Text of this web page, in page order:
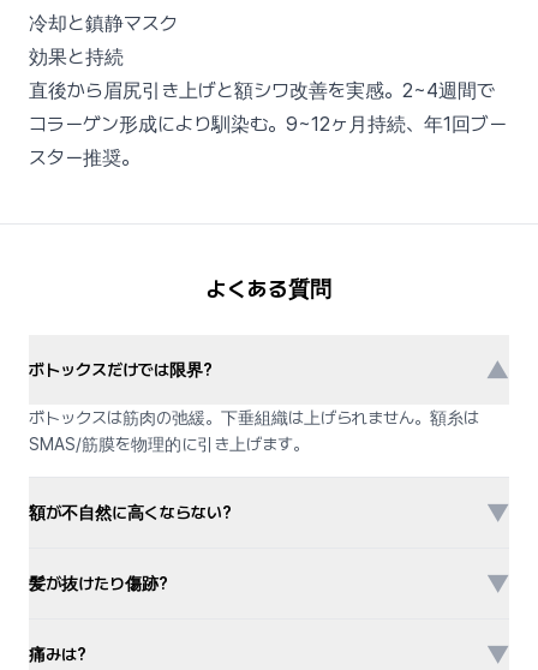
冷却と鎮静マスク
効果と持続
直後から眉尻引き上げと額シワ改善を実感。2~4週間で
コラーゲン形成により馴染む。9~12ヶ月持続、年1回ブー
スター推奨。
よくある質問
ボトックスだけでは限界? ▼
ボトックスは筋肉の弛緩。下垂組織は上げられません。額糸は
SMAS/筋膜を物理的に引き上げます。
額が不自然に高くならない? ▼
髪が抜けたり傷跡? ▼
痛みは? ▼